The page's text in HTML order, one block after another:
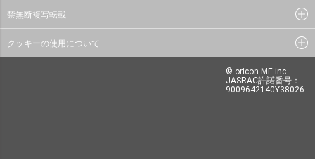
禁無断複写転載
クッキーの使用について
© oricon ME inc.
JASRAC許諾番号：
9009642140Y38026